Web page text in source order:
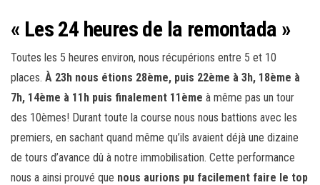
« Les 24 heures de la remontada »
Toutes les 5 heures environ, nous récupérions entre 5 et 10
places. À 23h nous étions 28ème, puis 22ème à 3h, 18ème à
7h, 14ème à 11h puis finalement 11ème à même pas un tour
des 10èmes! Durant toute la course nous nous battions avec les
premiers, en sachant quand même qu’ils avaient déjà une dizaine
de tours d’avance dû à notre immobilisation. Cette performance
nous a ainsi prouvé que nous aurions pu facilement faire le top